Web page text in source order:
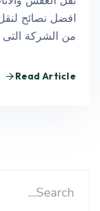
افضل نصائح
من الشركة
Read Article